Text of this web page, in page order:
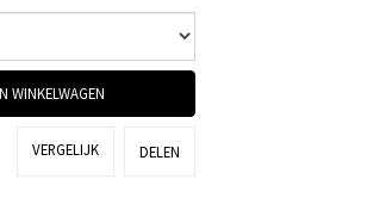
WINKELWAGEN
VERGELIJK DELEN